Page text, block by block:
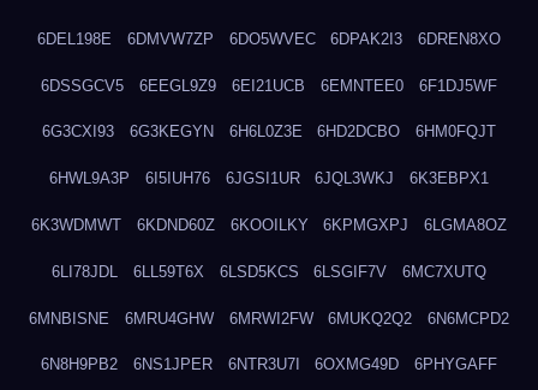
6DEL198E 6DMVW7ZP 6DO5WVEC 6DPAK2I3 6DREN8XO
6DSSGCV5 6EEGL9Z9 6EI21UCB 6EMNTEE0 6F1DJ5WF
6G3CXI93 6G3KEGYN 6H6L0Z3E 6HD2DCBO 6HM0FQJT
6HWL9A3P 6I5IUH76 6JGSI1UR 6JQL3WKJ 6K3EBPX1
6K3WDMWT 6KDND60Z 6KOOILKY 6KPMGXPJ 6LGMA8OZ
6LI78JDL 6LL59T6X 6LSD5KCS 6LSGIF7V 6MC7XUTQ
6MNBISNE 6MRU4GHW 6MRWI2FW 6MUKQ2Q2 6N6MCPD2
6N8H9PB2 6NS1JPER 6NTR3U7I 6OXMG49D 6PHYGAFF